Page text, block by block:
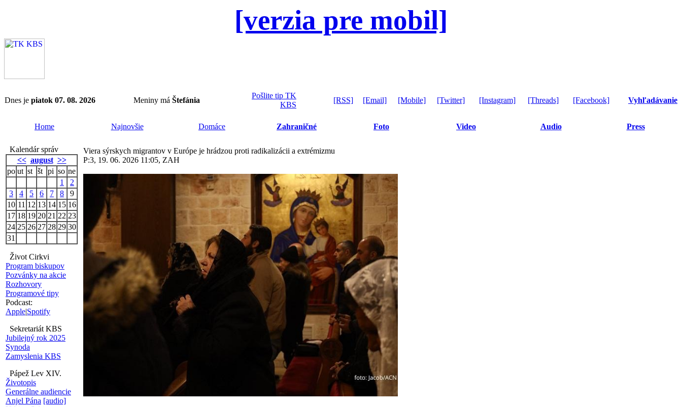
[verzia pre mobil]
Dnes je piatok 07. 08. 2026 Meniny má Štefánia
Pošlite tip TK
KBS
[RSS] [Email] [Mobile] [Twitter] [Instagram] [Threads] [Facebook] Vyhľadávanie
Home Najnovšie Domáce Zahraničné Foto Video Audio Press
Kalendár správ
<< august >>
po ut st št pi so ne
1
2
3
4 5 6 7 8
9
10 11 12 13 14 15 16
17 18 19 20 21 22 23
24 25 26 27 28 29 30
31
Život Cirkvi
Program biskupov
Pozvánky na akcie
Rozhovory
Programové tipy
Podcast:
Apple|Spotify
Sekretariát KBS
Jubilejný rok 2025
Synoda
Zamyslenia KBS
Pápež Lev XIV.
Životopis
Generálne audiencie
Anjel Pána [audio]
Viera sýrskych migrantov v Európe je hrádzou proti radikalizácii a extrémizmu
P:3, 19. 06. 2026 11:05, ZAH